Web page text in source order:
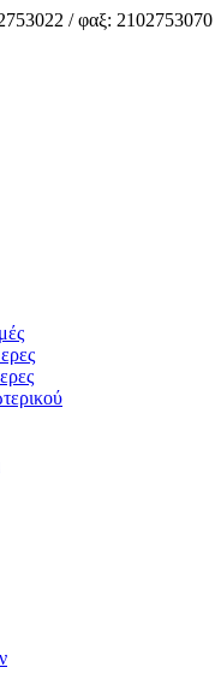
/ φαξ: 2102753070